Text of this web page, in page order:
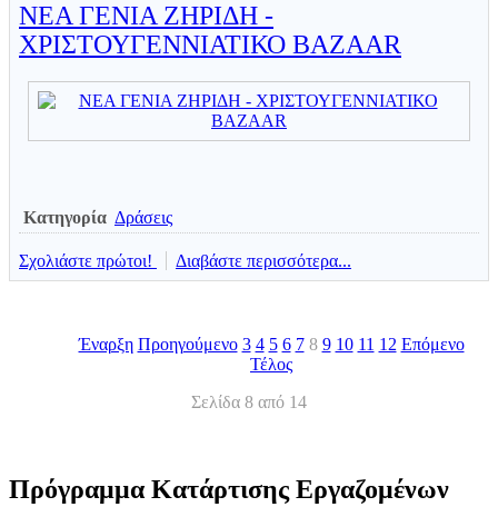
ΝΕΑ ΓΕΝΙΑ ΖΗΡΙΔΗ -
ΧΡΙΣΤΟΥΓΕΝΝΙΑΤΙΚΟ BAZAAR
Κατηγορία Δράσεις
Σχολιάστε πρώτοι! Διαβάστε περισσότερα...
Έναρξη Προηγούμενο 3 4 5 6 7 8 9 10 11 12 Επόμενο
Τέλος
Σελίδα 8 από 14
Πρόγραμμα Κατάρτισης Εργαζομένων